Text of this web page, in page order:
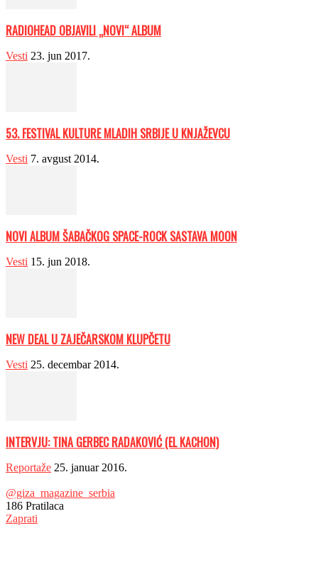
RADIOHEAD OBJAVILI „NOVI“ ALBUM
Vesti 23. jun 2017.
53. FESTIVAL KULTURE MLADIH SRBIJE U KNJAŽEVCU
Vesti 7. avgust 2014.
NOVI ALBUM ŠABAČKOG SPACE-ROCK SASTAVA MOON
Vesti 15. jun 2018.
NEW DEAL U ZAJEČARSKOM KLUPČETU
Vesti 25. decembar 2014.
INTERVJU: TINA GERBEC RADAKOVIĆ (EL KACHON)
Reportaže 25. januar 2016.
@giza_magazine_serbia
186 Pratilaca
Zaprati